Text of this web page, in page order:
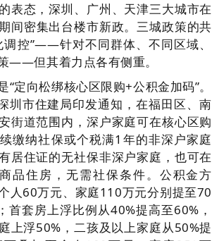
表态，深圳、广州、天津三大城市在
间密集出台楼市新政。三城政策的共
调控”——针对不同群体、不同区域、
——但其着力点各有侧重。
“定向松绑核心区限购+公积金加码”。
圳市住建局印发通知，在福田区、南
街道范围内，深户家庭可在核心区购
缴纳社保或个税满1年的非深户家庭
居住证的无社保非深户家庭，也可在
品住房，无需社保条件。公积金方
人60万元、家庭110万元分别提至70
首套房上浮比例从40%提高至60%，
上浮50%，二孩及以上家庭从50%提